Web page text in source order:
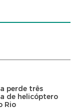
perde três
de helicóptero
Rio